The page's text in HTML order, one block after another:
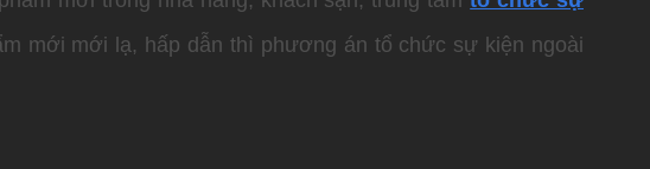
mới mới lạ, hấp dẫn thì phương án tổ chức sự kiện ngoài